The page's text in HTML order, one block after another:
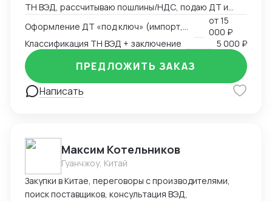
ТН ВЭД, рассчитываю пошлины/НДС, подаю ДТ и
веду переписку до выпуска. Сильные товарные
группы — электроника, CCTV/СКУД, климат-техника и
запчасти. Работаю по договору/эскроу,
предоставляю закрывающие документы (ИП/ООО).
Что умею и делаю • ДТ (импорт, экспорт, транзит),
ответы на запросы таможни • Классификация ТН ВЭД
с письменным обоснованием (ОПИ, Пояснения
Декларации/Сертификаты ЕАЭС, письма-
исключения, РНПТ/прослеживаемость, Честный
сроков и затрат
от15
000 ₽
Классификация ТН ВЭД + заключение
5 000 ₽
Написать
ПРЕДЛОЖИТЬ ЗАКАЗ
Максим Котельников
Гуанчжоу, Китай
Закупки в Китае, переговоры с производителями,
поиск поставщиков, консультация ВЭД,